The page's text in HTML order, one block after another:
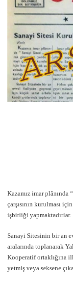
Kazamız imar plânında
çarşısının kurulması
işbirliği yapmaktadırlar.
Sanayi Sitesinin bir an
aralarında toplanarak
Kooperatif ortaklığına
yetmiş veya seksene